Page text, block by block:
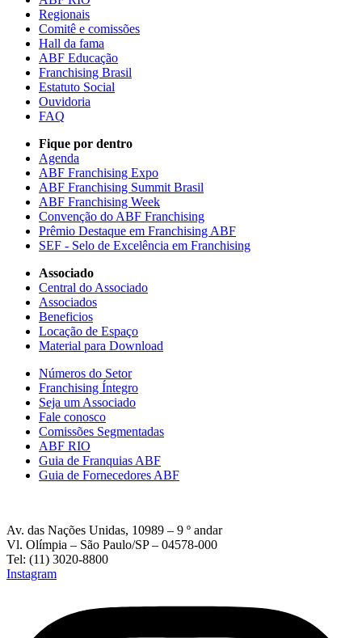
Regionais
Comitê e comissões
Hall da fama
ABF Educação
Franchising Brasil
Estatuto Social
Ouvidoria
FAQ
Fique por dentro
Agenda
ABF Franchising Expo
ABF Franchising Summit Brasil
ABF Franchising Week
Convenção do ABF Franchising
Prêmio Destaque em Franchising ABF
SEF - Selo de Excelência em Franchising
Associado
Central do Associado
Associados
Beneficios
Locação de Espaço
Material para Download
Números do Setor
Franchising Íntegro
Seja um Associado
Fale conosco
Comissões Segmentadas
ABF RIO
Guia de Franquias ABF
Guia de Fornecedores ABF
Av. das Nações Unidas, 10989 – 9 º andar
Vl. Olímpia – São Paulo/SP – 04578-000
Tel: (11) 3020-8800
Instagram